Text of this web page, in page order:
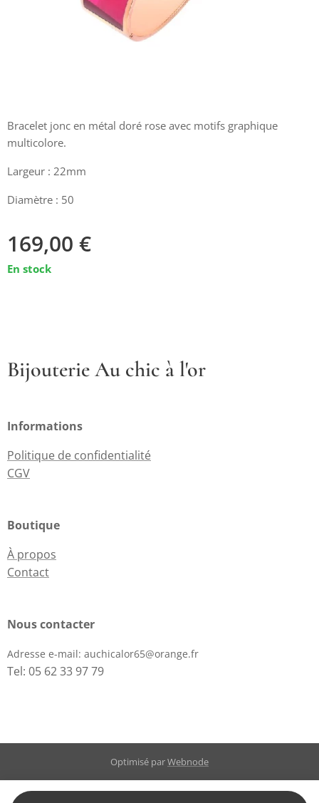
Bracelet jonc en métal doré rose avec motifs graphique
multicolore.
Largeur : 22mm
Diamètre : 50
169,00 €
En stock
Bijouterie Au chic à l'or
Informations
Politique de confidentialité
CGV
Boutique
À propos
Contact
Nous contacter
Adresse e-mail: auchicalor65@orange.fr
Tel: 05 62 33 97 79
Optimisé parWebnode